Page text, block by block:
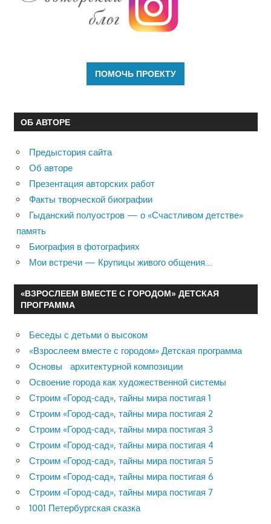
ОБ АВТОРЕ
Предыстория сайта
Об авторе
Презентация авторских работ
Факты творческой биографии
Гыданский полуостров — о «Счастливом детстве»
память
Биография в фотографиях
Мои встречи — Крупицы живого общения…
«ВЗРОСЛЕЕМ ВМЕСТЕ С ГОРОДОМ» ДЕТСКАЯ
ПРОГРАММА
Беседы с детьми о высоком
«Взрослеем вместе с городом» Детская программа
Основы архитектурной композиции
Освоение города как художественной системы
Строим «Город-сад», тайны мира постигая 1
Строим «Город-сад», тайны мира постигая 2
Строим «Город-сад», тайны мира постигая 3
Строим «Город-сад», тайны мира постигая 4
Строим «Город-сад», тайны мира постигая 5
Строим «Город-сад», тайны мира постигая 6
Строим «Город-сад», тайны мира постигая 7
1001 Петербургская сказка